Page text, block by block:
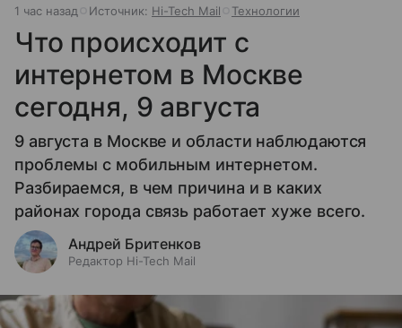
1 час назад Источник: Hi-Tech Mail Технологии
Что происходит с
интернетом в Москве
сегодня, 9 августа
9 августа в Москве и области наблюдаются
проблемы с мобильным интернетом.
Разбираемся, в чем причина и в каких
районах города связь работает хуже всего.
Андрей Бритенков
Редактор Hi-Tech Mail